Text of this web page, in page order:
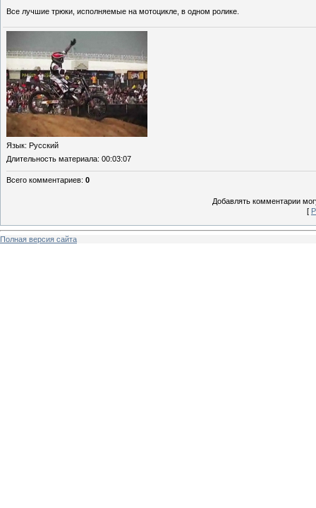
Все лучшие трюки, исполняемые на мотоцикле, в одном ролике.
Язык: Русский
Длительность материала: 00:03:07
Всего комментариев: 0
Добавлять комментарии
[
Полная версия сайта